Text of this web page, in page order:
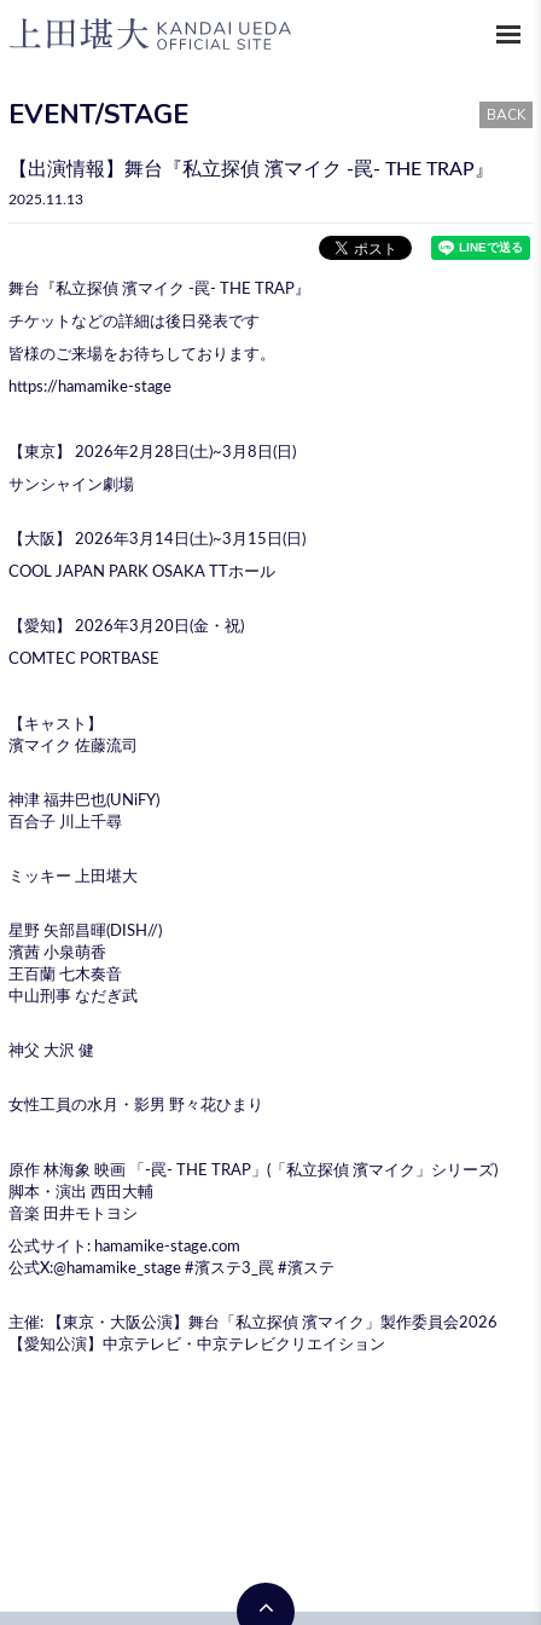
EVENT/STAGE BACK
【出演情報】舞台『私立探偵 濱マイク -罠- THE TRAP』
2025.11.13
舞台『私立探偵 濱マイク -罠- THE TRAP』
チケットなどの詳細は後日発表です
皆様のご来場をお待ちしております。
https://hamamike-stage
【東京】 2026年2月28日(土)~3月8日(日)
サンシャイン劇場
【大阪】 2026年3月14日(土)~3月15日(日)
COOL JAPAN PARK OSAKA TTホール
【愛知】 2026年3月20日(金・祝)
COMTEC PORTBASE
【キャスト】
濱マイク 佐藤流司
神津 福井巴也(UNiFY)
百合子 川上千尋
ミッキー 上田堪大
星野 矢部昌暉(DISH//)
濱茜 小泉萌香
王百蘭 七木奏音
中山刑事 なだぎ武
神父 大沢 健
女性工員の水月・影男 野々花ひまり
原作 林海象 映画 「-罠- THE TRAP」(「私立探偵 濱マイク」シリーズ)
脚本・演出 西田大輔
音楽 田井モトヨシ
公式サイト: hamamike-stage.com
公式X:@hamamike_stage #濱ステ3_罠 #濱ステ
主催: 【東京・大阪公演】舞台「私立探偵 濱マイク」製作委員会2026
【愛知公演】中京テレビ・中京テレビクリエイション